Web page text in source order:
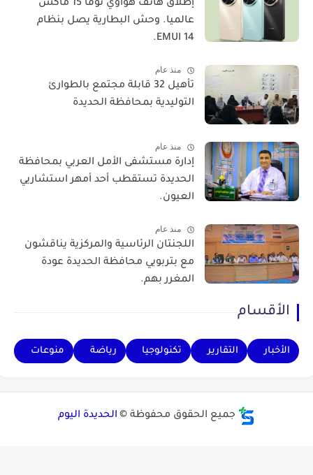
​إطلاق هاتف هواوي نوفا 15 ماكس
عالميا. وحش البطارية يصل بنظام
EMUI 14.
منذ عام
تأهيل 32 قابلة مجتمع بالطوارئ
التوليدية بمحافظة الحديدة
منذ عام
إدارة مستشفى الأمل العربي بمحافظة
الحديدة تستقطب أحد أمهر استشاريي
العيون.
منذ عام
اللجنتان الرئاسية والمركزية يناقشون
مع بتربويي محافظة الحديدة عودة
المغرر بهم.
الأقسام
الأخبار التقارير تكنولوجيا رياضة منوعات
جميع الحقوق محفوظة © الحديدة اليوم